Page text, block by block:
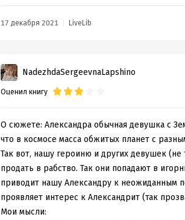
17 декабря 2021 LiveLib
NadezhdaSergeevnaLapshino
Оценил книгу
О сюжете: Александра обычная девушка с
что в космосе масса обжитых планет с
Так вот, нашу героиню и других девушек
продать в рабство. Так они попадают в
приводит нашу Александру к неожиданным
проявляет интерес к Александрит (так
Мои мысли: